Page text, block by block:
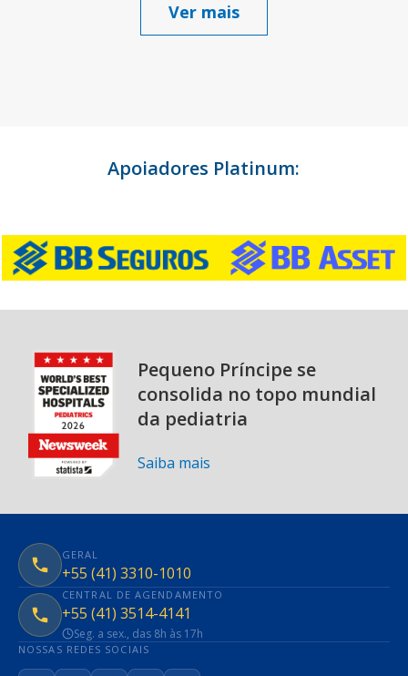
Ver mais
Apoiadores Platinum:
Pequeno Príncipe se
consolida no topo mundial
da pediatria
Saiba mais
GERAL
+55 (41) 3310-1010
CENTRAL DE AGENDAMENTO
+55 (41) 3514-4141
Seg. a sex., das 8h às 17h
NOSSAS REDES SOCIAIS